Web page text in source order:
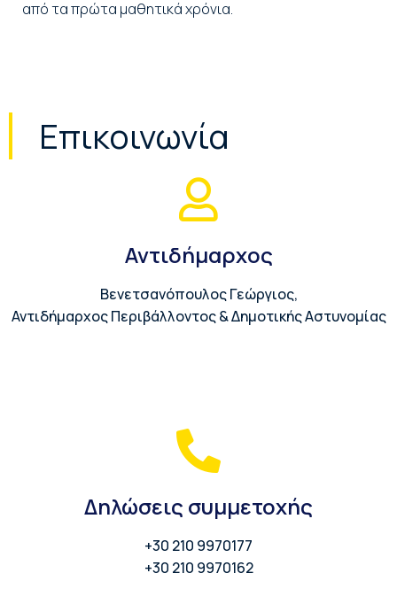
από τα πρώτα μαθητικά χρόνια.
Επικοινωνία
Αντιδήμαρχος
Βενετσανόπουλος Γεώργιος,
Αντιδήμαρχος Περιβάλλοντος & Δημοτικής Αστυνομίας
Δηλώσεις συμμετοχής
+30 210 9970177
+30 210 9970162